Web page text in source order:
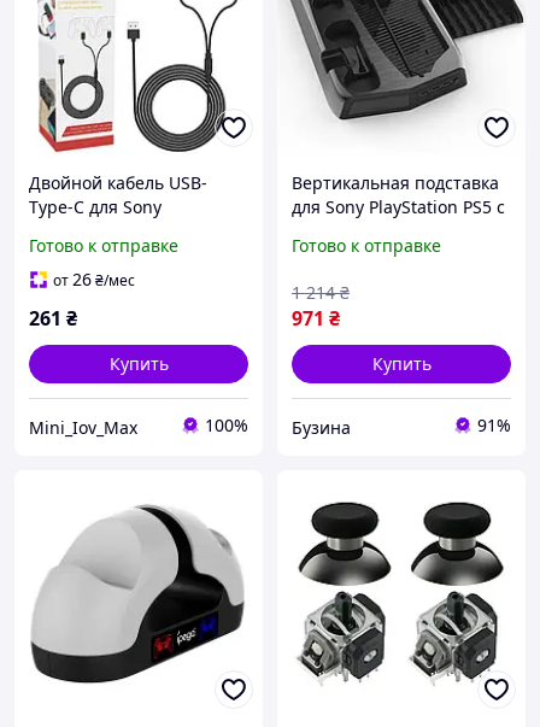
Двойной кабель USB-
Type-C для Sony
Series, Switch 3м для двух
устройств
Готово к отправке
от26₴/мес
261 ₴
Купить
Mini_Iov_Max 100%
Вертикальная подставка
для Sony PlayStation PS5 с
buzyna
Готово к отправке
971 ₴
1 214 ₴
Купить
Бузина 91%